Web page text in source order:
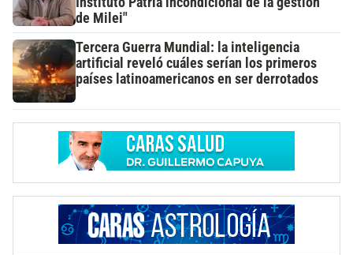
de Milei"
Tercera Guerra Mundial: la inteligencia
artificial reveló cuáles serían los primeros
países latinoamericanos en ser derrotados